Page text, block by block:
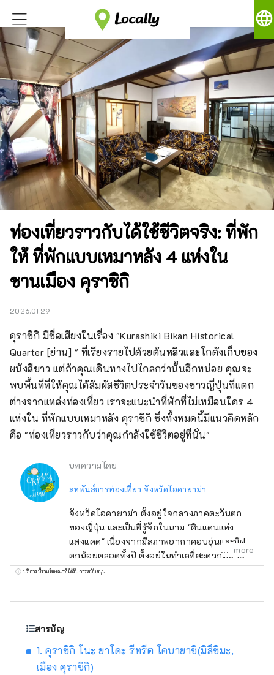
language
ท่องเที่ยวราวกับได้ใช้ชีวิตจริง: ที่พัก
ให้ ที่พักแบบเหมาหลัง 4 แห่งใน
ชานเมือง คุราชิกิ
2026.01.29
คุราชิกิ มีชื่อเสียงในเรื่อง "Kurashiki Bikan Historical
Quarter [ย่าน] " ที่เรียงรายไปด้วยต้นหลิวและโกดังเก็บของ
ผนังสีขาว แต่ถ้าคุณเดินทางไปไกลกว่านั้นอีกหน่อย คุณจะ
พบพื้นที่ที่ให้คุณได้สัมผัสชีวิตประจำวันของชาวญี่ปุ่นที่แตก
ต่างจากแหล่งท่องเที่ยว เราจะแนะนำที่พักที่ไม่เหมือนใคร 4
แห่งใน ที่พักแบบเหมาหลัง คุราชิกิ ซึ่งทั้งหมดนี้มีแนวคิดหลัก
คือ "ท่องเที่ยวราวกับว่าคุณกำลังใช้ชีวิตอยู่ที่นั่น"
บทความโดย
สหพันธ์การท่องเที่ยว จังหวัดโอคายาม่า
จังหวัดโอคายาม่า ตั้งอยู่ใจกลางภาคตะวันตก
ของญี่ปุ่น และเป็นที่รู้จักในนาม "ดินแดนแห่ง
แสงแดด" เนื่องจากมีสภาพอากาศอบอุ่นและมีฝน
ตกน้อยตลอดทั้งปี ตั้งอยู่ในทำเลที่สะดวกสบาย
ระหว่างสถานที่ท่องเที่ยวชื่อดังอย่าง เกียวโต โอ
รสชาติ คุณสามารถเพลิดเพลินกับผลไม้ตาม
ฤดูกาล เช่น พีชขาว องุ่นมัสกัต และองุ่นพิโอเน่!
more
บริการนี้รวมโฆษณาที่ได้รับการสนับสนุน
สารบัญ
1. คุราชิกิ โนะ ยาโดะ รีทรีต โคบายาชิ(มิสึชิมะ,
เมือง คุราชิกิ)